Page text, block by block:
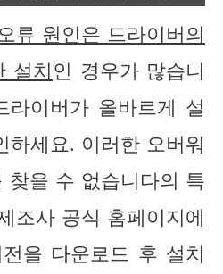
류 원인은 드라이버의
설치인 경우가 많습니
이버가 올바르게 설
하세요. 이러한 오버워
찾을 수 없습니다의 특
조사 공식 홈페이지에
을 다운로드 후 설치